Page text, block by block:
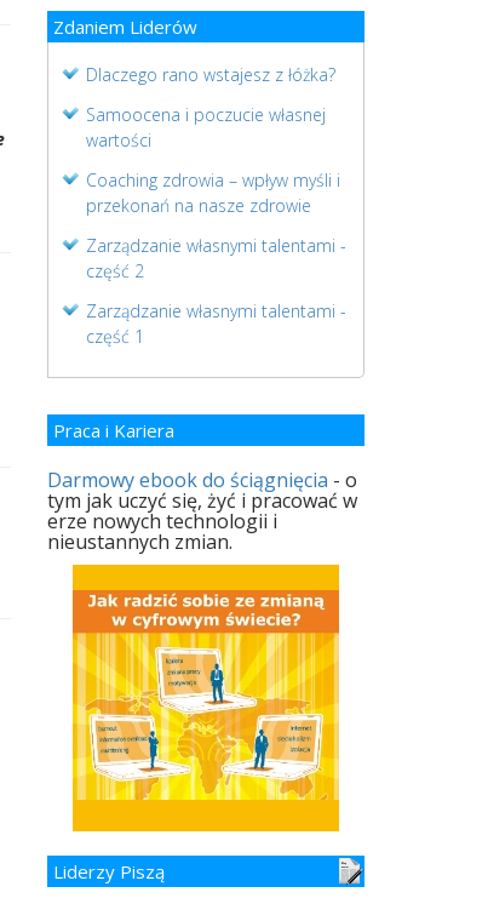
Zdaniem Liderów
Dlaczego rano wstajesz z łóżka?
Samoocena i poczucie własnej
wartości
Coaching zdrowia – wpływ myśli i
przekonań na nasze zdrowie
Zarządzanie własnymi talentami -
część 2
Zarządzanie własnymi talentami -
część 1
Praca i Kariera
Darmowy ebook do ściągnięcia - o
tym jak uczyć się, żyć i pracować w
erze nowych technologii i
nieustannych zmian.
Liderzy Piszą